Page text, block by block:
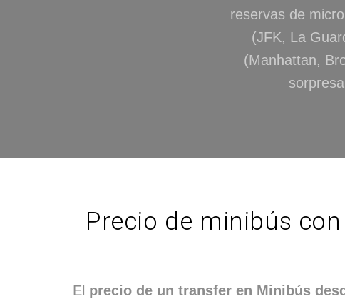
reservas de
(JFK, La
(Manhattan,
Precio de minibús
El precio de un transfer en Minibús